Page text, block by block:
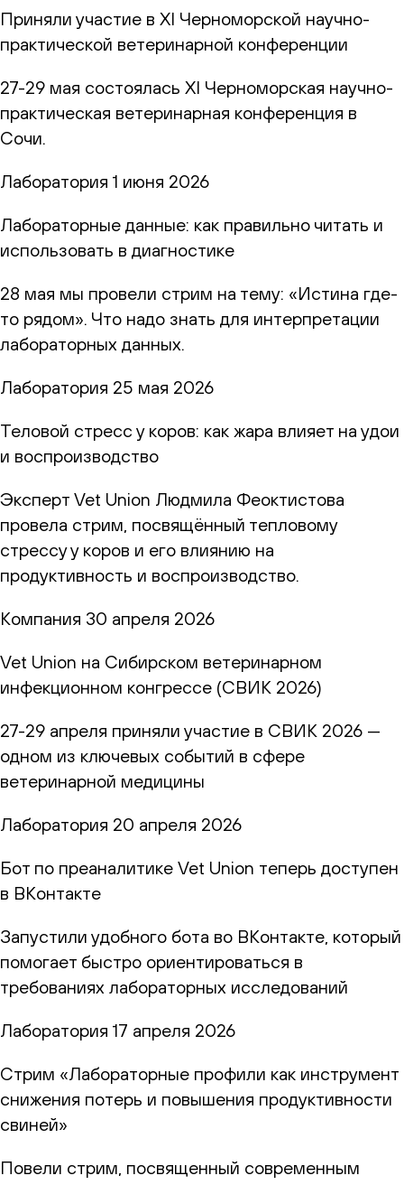
Приняли участие в XI Черноморской научно-
практической ветеринарной конференции
27-29 мая состоялась XI Черноморская научно-
практическая ветеринарная конференция в
Сочи.
Лаборатория 1 июня 2026
Лабораторные данные: как правильно читать и
использовать в диагностике
28 мая мы провели стрим на тему: «Истина где-
то рядом». Что надо знать для интерпретации
лабораторных данных.
Лаборатория 25 мая 2026
Теловой стресс у коров: как жара влияет на удои
и воспроизводство
Эксперт Vet Union Людмила Феоктистова
провела стрим, посвящённый тепловому
стрессу у коров и его влиянию на
продуктивность и воспроизводство.
Компания 30 апреля 2026
Vet Union на Сибирском ветеринарном
инфекционном конгрессе (СВИК 2026)
27-29 апреля приняли участие в СВИК 2026 —
одном из ключевых событий в сфере
ветеринарной медицины
Лаборатория 20 апреля 2026
Бот по преаналитике Vet Union теперь доступен
в ВКонтакте
Запустили удобного бота во ВКонтакте, который
помогает быстро ориентироваться в
требованиях лабораторных исследований
Лаборатория 17 апреля 2026
Стрим «Лабораторные профили как инструмент
снижения потерь и повышения продуктивности
свиней»
Повели стрим, посвященный современным